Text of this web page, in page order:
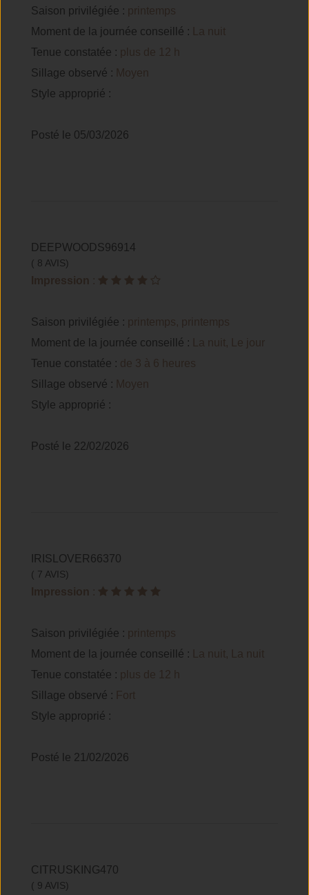
Saison privilégiée : printemps
Moment de la journée conseillé :
La nuit
Tenue constatée : plus de 12 h
Sillage observé : Moyen
Style approprié :
Posté le 05/03/2026
DEEPWOODS96914
( 8 AVIS)
Impression :
Saison privilégiée : printemps, printemps
Moment de la journée conseillé :
La nuit, Le jour
Tenue constatée : de 3 à 6 heures
Sillage observé : Moyen
Style approprié :
Posté le 22/02/2026
IRISLOVER66370
( 7 AVIS)
Impression :
Saison privilégiée : printemps
Moment de la journée conseillé :
La nuit, La nuit
Tenue constatée : plus de 12 h
Sillage observé : Fort
Style approprié :
Posté le 21/02/2026
CITRUSKING470
( 9 AVIS)